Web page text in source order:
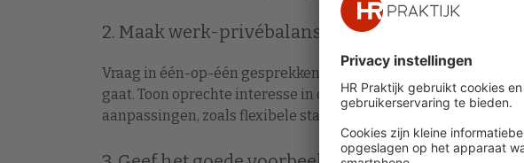
2. Maak werk-privébalans bespreekbaar
Vraag in één-op-één gesprekken niet alleen naar voortgang op
gaat. Toon oprechte interesse in de balans tussen werk en
aanpassingen, zoals flexibele starttijden.